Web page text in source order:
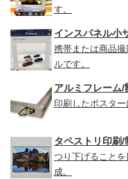
す。
インスパネル小
携帯または商品
ルです。
アルミフレーム/
印刷したポスター
タペストリ印刷/
つり下げること
成。